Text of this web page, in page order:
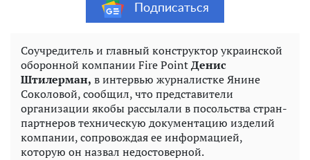
Подписаться
Соучредитель и главный конструктор украинской
оборонной компании Fire PointДенис
Штилерман, в интервью журналистке Янине
Соколовой, сообщил, что представители
организации якобы рассылали в посольства стран-
партнеров техническую документацию изделий
компании, сопровождая ее информацией,
которую он назвал недостоверной.